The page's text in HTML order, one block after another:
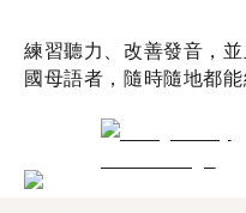
練習聽力、改善發音，
國母語者，隨時隨地都